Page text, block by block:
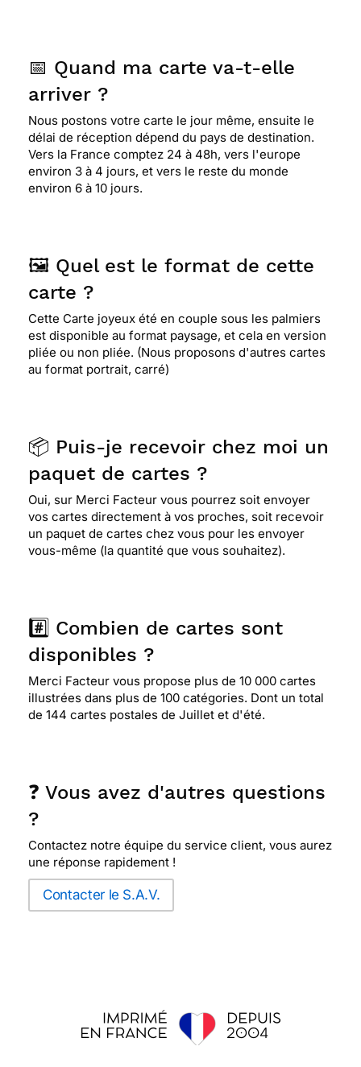
📅 Quand ma carte va-t-elle
arriver ?
Nous postons votre carte le jour même, ensuite le
délai de réception dépend du pays de destination.
Vers la France comptez 24 à 48h, vers l'europe
environ 3 à 4 jours, et vers le reste du monde
environ 6 à 10 jours.
🖼️ Quel est le format de cette
carte ?
Cette Carte joyeux été en couple sous les palmiers
est disponible au format paysage, et cela en version
pliée ou non pliée. (Nous proposons d'autres cartes
au format portrait, carré)
📦 Puis-je recevoir chez moi un
paquet de cartes ?
Oui, sur Merci Facteur vous pourrez soit envoyer
vos cartes directement à vos proches, soit recevoir
un paquet de cartes chez vous pour les envoyer
vous-même (la quantité que vous souhaitez).
#️⃣ Combien de cartes sont
disponibles ?
Merci Facteur vous propose plus de 10 000 cartes
illustrées dans plus de 100 catégories. Dont un total
de 144 cartes postales de Juillet et d'été.
❓ Vous avez d'autres questions
?
Contactez notre équipe du service client, vous aurez
une réponse rapidement !
Contacter le S.A.V.